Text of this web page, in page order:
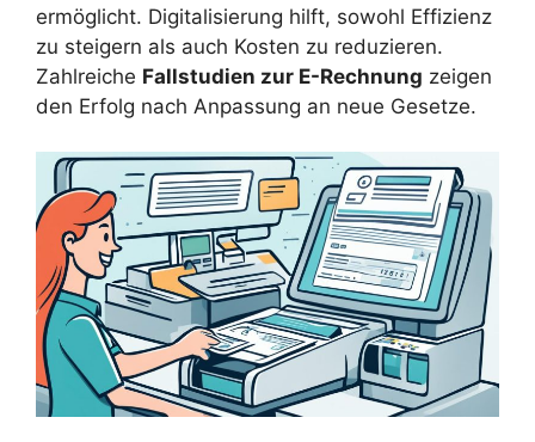
ermöglicht. Digitalisierung hilft, sowohl Effizienz
zu steigern als auch Kosten zu reduzieren.
Zahlreiche Fallstudien zur E-Rechnung zeigen
den Erfolg nach Anpassung an neue Gesetze.